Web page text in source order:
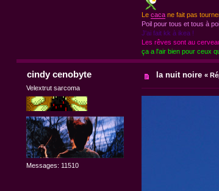
Le cacane fait pas
Poil pour tous et tous à
J'ai fait kk à ikea !
Les rêves sont au
ça a l'air bien pour ceux
cindy cenobyte
Velextrut sarcoma
Messages: 11510
la nuit noire «